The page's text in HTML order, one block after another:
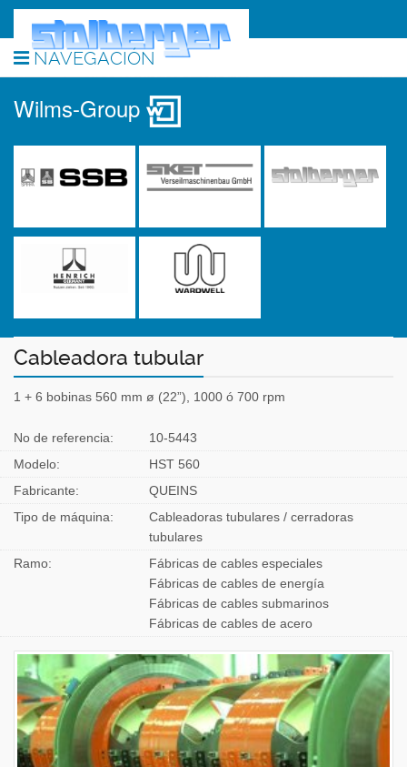
NAVEGACIÓN
Wilms-Group
Cableadora tubular
1 + 6 bobinas 560 mm ø (22”), 1000 ó 700 rpm
No de referencia:
10-5443
Modelo:
HST 560
Fabricante:
QUEINS
Tipo de máquina:
Cableadoras tubulares / cerradoras
tubulares
Ramo:
Fábricas de cables especiales
Fábricas de cables de energía
Fábricas de cables submarinos
Fábricas de cables de acero